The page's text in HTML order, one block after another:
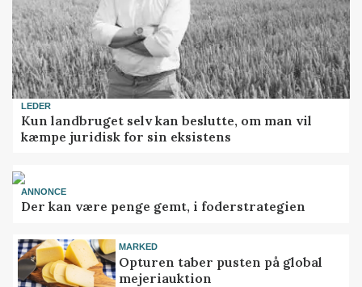
LEDER
Kun landbruget selv kan beslutte, om man vil
kæmpe juridisk for sin eksistens
ANNONCE
Der kan være penge gemt, i foderstrategien
MARKED
Opturen taber pusten på global
mejeriauktion